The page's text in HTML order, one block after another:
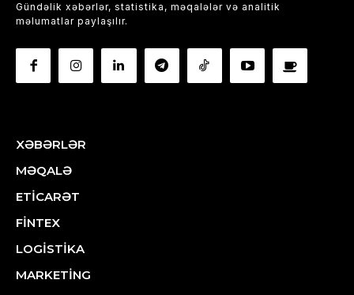
Gündəlik xəbərlər, statistika, məqalələr və analitik
məlumatlar paylaşılır.
XƏBƏRLƏR
MƏQALƏ
ETİCARƏT
FİNTEX
LOGİSTİKA
MARKETİNG